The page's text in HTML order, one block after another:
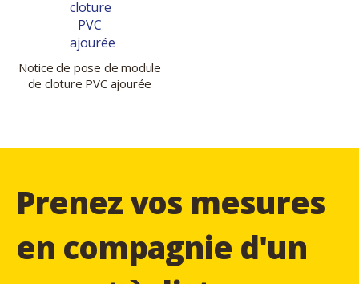
Notice de pose de module
de cloture PVC ajourée
Prenez vos mesures
en compagnie d'un